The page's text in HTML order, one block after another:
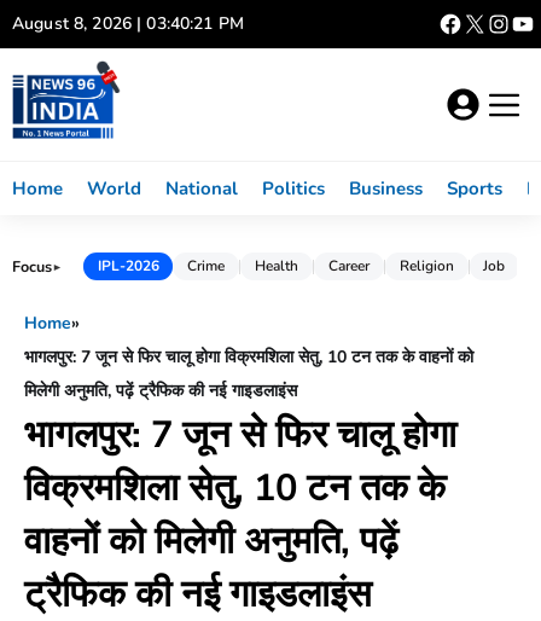
Skip
to
content
August 8, 2026 | 03:40:22 PM
Home World National Politics Business Sports
Focus► IPL-2026 Crime Health Career Religion Job
Home»
भागलपुर: 7 जून से फिर चालू होगा विक्रमशिला सेतु, 10 टन तक के वाहनों को
मिलेगी अनुमति, पढ़ें ट्रैफिक की नई गाइडलाइंस
भागलपुर: 7 जून से फिर चालू होगा
विक्रमशिला सेतु, 10 टन तक के
वाहनों को मिलेगी अनुमति, पढ़ें
ट्रैफिक की नई गाइडलाइंस